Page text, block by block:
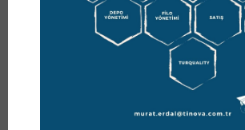
Tez – Proje Çalışması
2020